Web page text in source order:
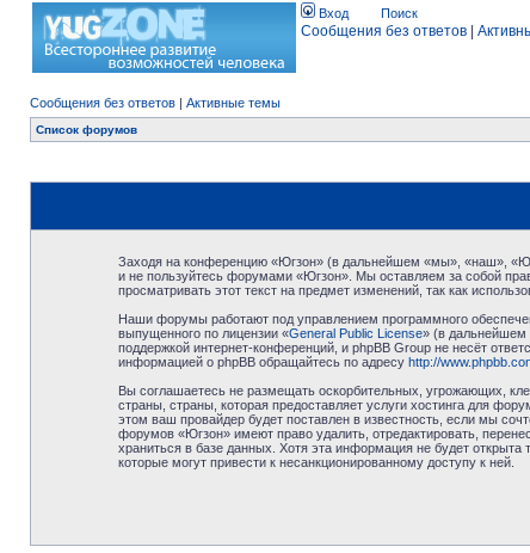
Вход Поиск
Сообщения без ответов
Сообщения без ответов | Активные темы
Список форумов
Заходя на конференцию «Югзон» (в дальнейшем «мы», «наш»,
и не пользуйтесь форумами «Югзон». Мы оставляем за собой
просматривать этот текст на предмет изменений, так как
Наши форумы работают под управлением программного
выпущенного по лицензии «General Public License» (в дальнейшем
поддержкой интернет-конференций, и phpBB Group не несёт
информацией о phpBB обращайтесь по адресу http://
Вы соглашаетесь не размещать оскорбительных, угрожающих,
страны, страны, которая предоставляет услуги хостинга для
этом ваш провайдер будет поставлен в известность, если мы
форумов «Югзон» имеют право удалить, отредактировать,
храниться в базе данных. Хотя эта информация не будет
которые могут привести к несанкционированному доступу к ней.